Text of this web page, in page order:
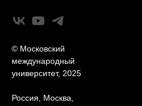
© Московский
международный
университет, 2025
Россия, Москва,